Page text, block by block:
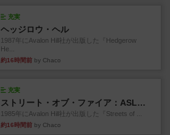
充実
ヘッジロウ・ヘル
1987年にAvalon Hill社が出版した『Hedgerow
He...
約16時間前 by Chaco
充実
ストリート・オブ・ファイア：ASLデラックスモジュール1
1985年にAvalon Hill社が出版した『Streets of ...
約16時間前 by Chaco